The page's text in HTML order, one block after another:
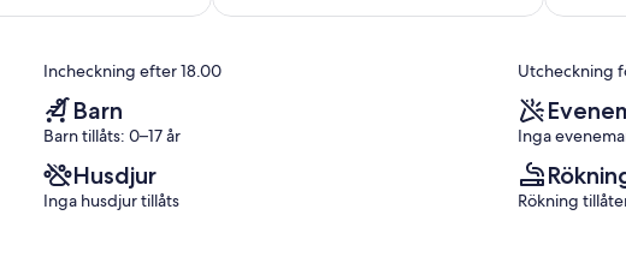
Incheckning efter 18.00 Utcheckning
Barn
Barn tillåts: 0–17 år Inga
Husdjur
Inga husdjur tillåts Rökning